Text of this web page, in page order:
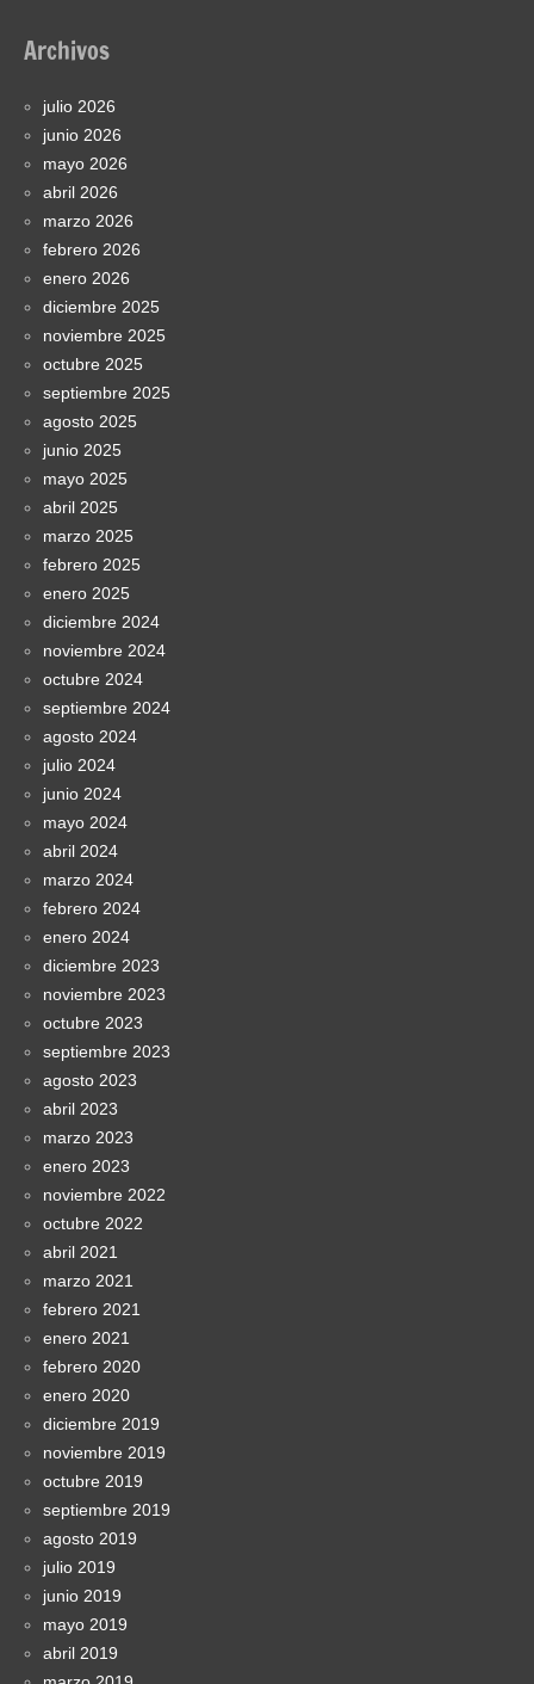
Archivos
julio 2026
junio 2026
mayo 2026
abril 2026
marzo 2026
febrero 2026
enero 2026
diciembre 2025
noviembre 2025
octubre 2025
septiembre 2025
agosto 2025
junio 2025
mayo 2025
abril 2025
marzo 2025
febrero 2025
enero 2025
diciembre 2024
noviembre 2024
octubre 2024
septiembre 2024
agosto 2024
julio 2024
junio 2024
mayo 2024
abril 2024
marzo 2024
febrero 2024
enero 2024
diciembre 2023
noviembre 2023
octubre 2023
septiembre 2023
agosto 2023
abril 2023
marzo 2023
enero 2023
noviembre 2022
octubre 2022
abril 2021
marzo 2021
febrero 2021
enero 2021
febrero 2020
enero 2020
diciembre 2019
noviembre 2019
octubre 2019
septiembre 2019
agosto 2019
julio 2019
junio 2019
mayo 2019
abril 2019